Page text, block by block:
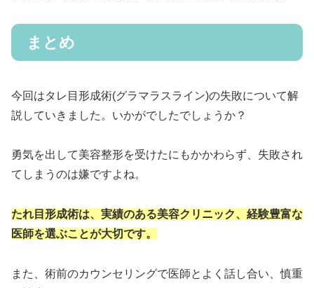
まとめ
今回はタレ目形成術(グラマラスライン)の失敗について解
説していきました。いかがでしたでしょうか？
勇気を出して美容整形を受けたにもかかわらず、失敗され
てしまうのは嫌ですよね。
たれ目形成術は、実績のある美容クリニック、経験豊富な
医師を選ぶことが大切です。
また、術前のカウンセリングで医師とよく話し合い、慎重